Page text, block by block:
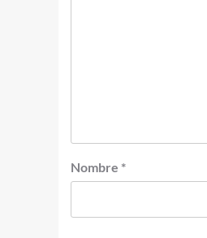
Nombre *